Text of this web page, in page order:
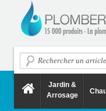
Jardin &
Arrosage